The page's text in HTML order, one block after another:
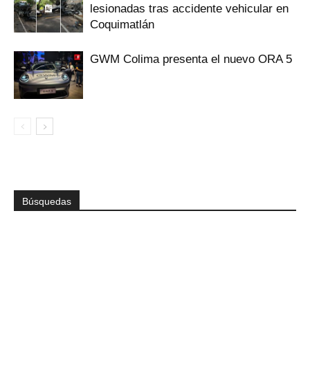
lesionadas tras accidente vehicular en
Coquimatlán
GWM Colima presenta el nuevo ORA 5
Búsquedas